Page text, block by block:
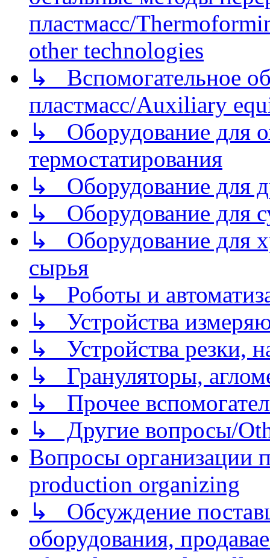
пластмасс/
other technologies
↳ Вспомогательное
пластмасс/Auxiliary
↳ Оборудование для
термостатирования
↳ Оборудование для
↳ Оборудование для
↳ Оборудование для
сырья
↳ Роботы и
↳ Устройства
↳ Устройства резки,
↳ Грануляторы,
↳ Прочее
↳ Другие вопросы/
Вопросы организации
production organizing
↳ Обсуждение
оборудования,